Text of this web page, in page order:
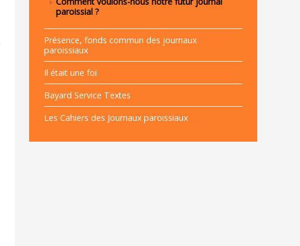
paroissial ?
Présence, fonds commun des journaux
paroissiaux
Il était une foi
Bayard Service Textes
Les Cahiers des Journaux paroissiaux